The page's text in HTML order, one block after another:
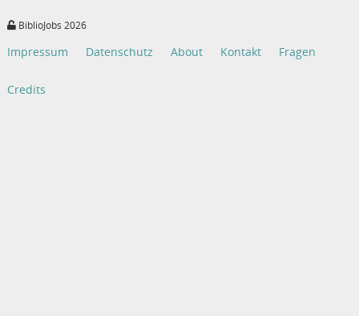
BiblioJobs 2026
Impressum Datenschutz About Kontakt Fragen
Credits